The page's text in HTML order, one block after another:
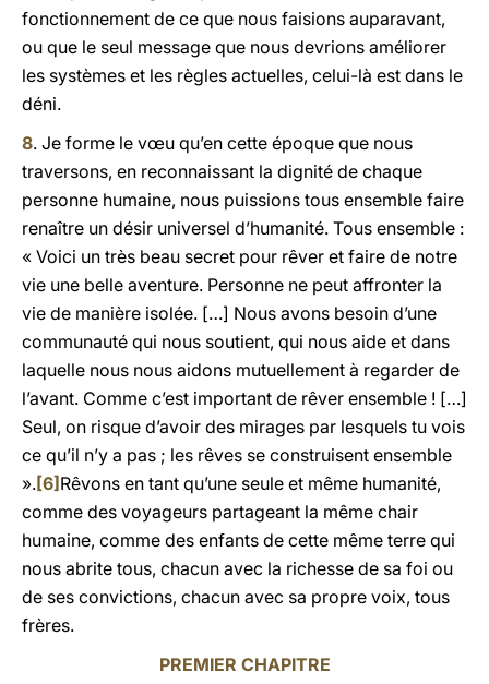
fonctionnement de ce que nous faisions auparavant,
ou que le seul message que nous devrions améliorer
les systèmes et les règles actuelles, celui-là est dans le
déni.
8. Je forme le vœu qu’en cette époque que nous
traversons, en reconnaissant la dignité de chaque
personne humaine, nous puissions tous ensemble faire
renaître un désir universel d’humanité. Tous ensemble :
« Voici un très beau secret pour rêver et faire de notre
vie une belle aventure. Personne ne peut affronter la
vie de manière isolée. […] Nous avons besoin d’une
communauté qui nous soutient, qui nous aide et dans
laquelle nous nous aidons mutuellement à regarder de
l’avant. Comme c’est important de rêver ensemble ! […]
Seul, on risque d’avoir des mirages par lesquels tu vois
ce qu’il n’y a pas ; les rêves se construisent ensemble
».[6] Rêvons en tant qu’une seule et même humanité,
comme des voyageurs partageant la même chair
humaine, comme des enfants de cette même terre qui
nous abrite tous, chacun avec la richesse de sa foi ou
de ses convictions, chacun avec sa propre voix, tous
frères.
PREMIER CHAPITRE